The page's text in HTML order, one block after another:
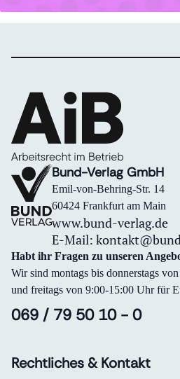
Bund-Verlag GmbH
Emil-von-Behring-Str. 14
60424 Frankfurt am Main
www.bund-verlag.de
E-Mail:
Habt ihr Fragen zu unseren
Wir sind montags bis donnerstags
und freitags von 9:00-15:00 Uhr für
069 / 79 50 10 - 0
Rechtliches & Kontakt